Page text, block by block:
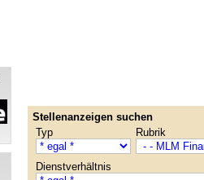
Stellenanzeigen suchen
Typ
Rubrik
Dienstverhältnis